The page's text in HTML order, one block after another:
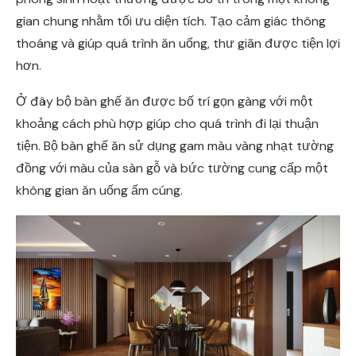
gian chung nhằm tối ưu diện tích. Tạo cảm giác thông
thoáng và giúp quá trình ăn uống, thư giãn được tiện lợi
hơn.
Ở đây bộ bàn ghế ăn được bố trí gọn gàng với một
khoảng cách phù hợp giúp cho quá trình đi lại thuận
tiện. Bộ bàn ghế ăn sử dụng gam màu vàng nhạt tường
đồng với màu của sàn gỗ và bức tường cung cấp một
không gian ăn uống ấm cúng.